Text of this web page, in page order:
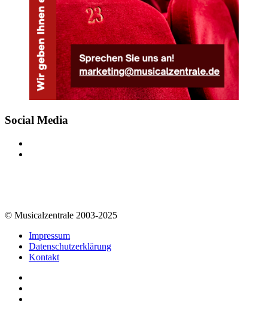
Social Media
© Musicalzentrale 2003-2025
Impressum
Datenschutzerklärung
Kontakt